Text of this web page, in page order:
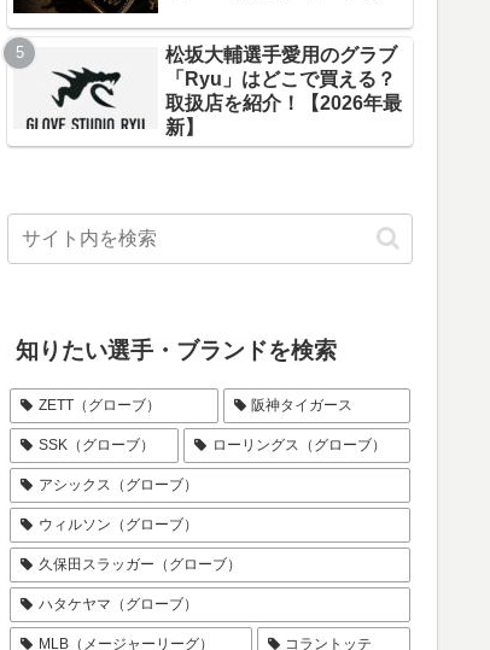
ブは「久保田スラッガー」
松坂大輔選手愛用のグラブ
「Ryu」はどこで買える？
取扱店を紹介！【2026年最
新】
知りたい選手・ブランドを検索
ZETT（グローブ） 阪神タイガース
SSK（グローブ） ローリングス（グローブ）
アシックス（グローブ）
ウィルソン（グローブ）
久保田スラッガー（グローブ）
ハタケヤマ（グローブ）
MLB（メージャーリーグ） コラントッテ